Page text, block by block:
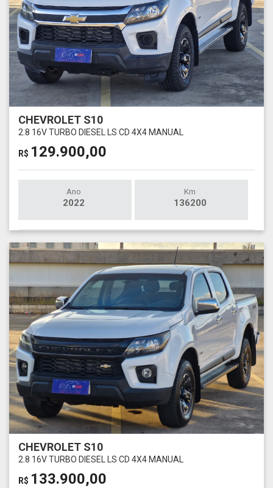
CHEVROLET S10
2.8 16V TURBO DIESEL LS CD 4X4 MANUAL
R$ 129.900,00
Ano
2022
Km
136200
CHEVROLET S10
2.8 16V TURBO DIESEL LS CD 4X4 MANUAL
R$ 133.900,00